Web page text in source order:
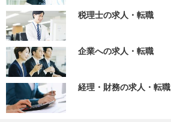
税理士の求人・転職
企業への求人・転職
経理・財務の求人・転職